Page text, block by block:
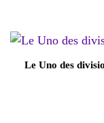
Le Uno des